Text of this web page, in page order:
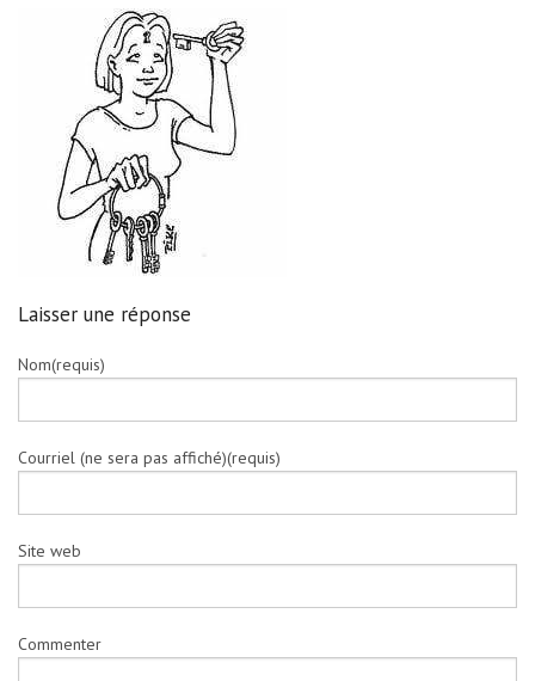
Laisser une réponse
Nom(requis)
Courriel (ne sera pas affiché)(requis)
Site web
Commenter